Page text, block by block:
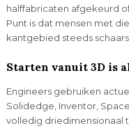
halffabricaten afgekeurd
Punt is dat mensen met
kantgebied steeds
Starten vanuit 3D is
Engineers gebruiken
Solidedge, Inventor,
volledig driedimensionaal